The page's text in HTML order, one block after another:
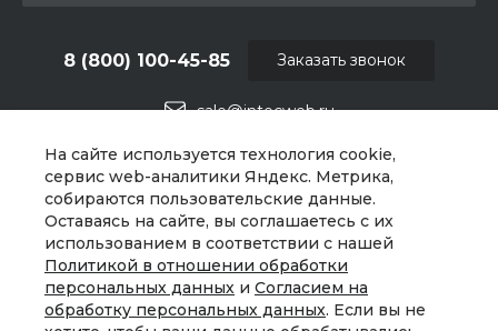
На сайте используется технология cookie,
сервис web-аналитики Яндекс. Метрика,
собираются пользовательские данные.
Оставаясь на сайте, вы соглашаетесь с их
использованием в соответствии с нашей
Политикой в отношении обработки
персональных данных и Согласием на
обработку персональных данных. Если вы не
sale@intecweb.ru
8 (800) 100-45-85
г. Челябинск, ул.Свободы, д.93, оф. 6
Заказать звонок